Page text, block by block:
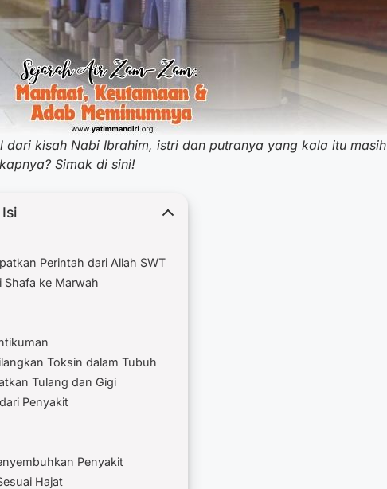
dari kisah Nabi Ibrahim, istri dan putranya yang kala itu masih
Simak di sini!
Perintah dari Allah SWT
Shafa ke Marwah
Toksin dalam Tubuh
Tulang dan Gigi
Penyakit
Penyakit
Hajat